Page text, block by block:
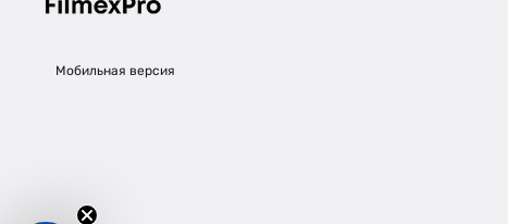
Мобильная версия